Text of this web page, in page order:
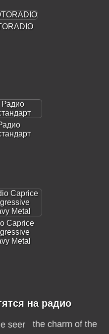
Caprice
Metal
на радио
the charm of the